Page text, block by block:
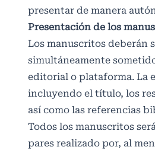
presentar de manera
Presentación de los
Los manuscritos deberán
simultáneamente
editorial o plataforma. La
incluyendo el título, los
así como las referencias
Todos los manuscritos
pares realizado por, al